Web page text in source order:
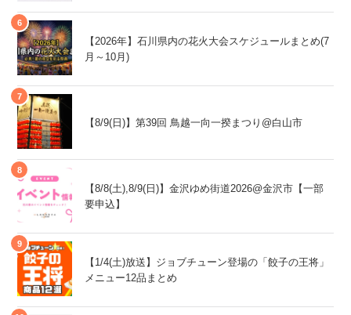
【2026年】石川県内の花火大会スケジュールまとめ(7
月～10月)
【8/9(日)】第39回 鳥越一向一揆まつり@白山市
【8/8(土),8/9(日)】金沢ゆめ街道2026@金沢市【一部
要申込】
【1/4(土)放送】ジョブチューン登場の「餃子の王将」
メニュー12品まとめ